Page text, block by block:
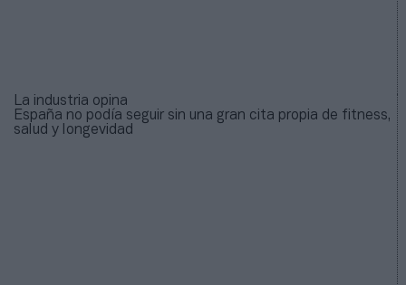
La industria opina
España no podía seguir sin una gran cita propia de fitness,
salud y longevidad